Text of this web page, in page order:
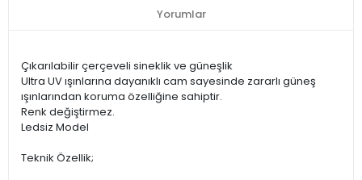
Yorumlar
Çıkarılabilir çerçeveli sineklik ve güneşlik
Ultra UV ışınlarına dayanıklı cam sayesinde zararlı güneş
ışınlarından koruma özelliğine sahiptir.
Renk değiştirmez.
Ledsiz Model
Teknik Özellik;